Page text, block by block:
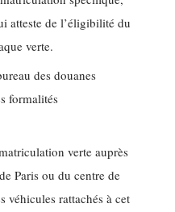
atteste de l’éligibilité du
verte.
des douanes
formalités
verte auprès
Paris ou du centre de
véhicules rattachés à cet